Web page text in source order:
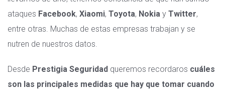
ataques Facebook, Xiaomi, Toyota, Nokia y Twitter,
entre otras. Muchas de estas empresas trabajan y se
nutren de nuestros datos.
Desde Prestigia Seguridad queremos recordaros cuáles
son las principales medidas que hay que tomar cuando